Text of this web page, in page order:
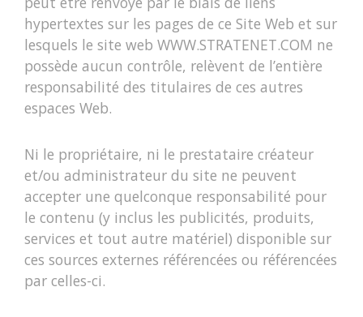
hypertextes sur les pages de ce Site Web et sur
lesquels le site web WWW.STRATENET.COM ne
possède aucun contrôle, relèvent de l’entière
responsabilité des titulaires de ces autres
espaces Web.
Ni le propriétaire, ni le prestataire créateur
et/ou administrateur du site ne peuvent
accepter une quelconque responsabilité pour
le contenu (y inclus les publicités, produits,
services et tout autre matériel) disponible sur
ces sources externes référencées ou référencées
par celles-ci.